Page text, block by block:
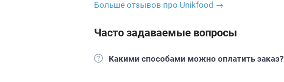
Больше отзывов про Unikfood →
Часто задаваемые вопросы
Какими способами можно оплатить заказ?